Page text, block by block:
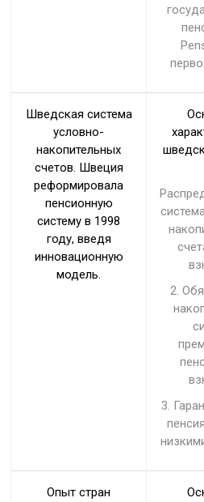
Шведская система
условно-
накопительных
счетов. Швеция
реформировала
пенсионную
систему в 1998
году, введя
инновационную
модель.
2.
3.
Опыт стран